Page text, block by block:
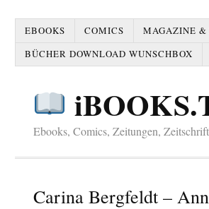
EBOOKS COMICS MAGAZINE &
BÜCHER DOWNLOAD WUNSCHBOX
Ebooks, Comics, Zeitungen,
Carina Bergfeldt –